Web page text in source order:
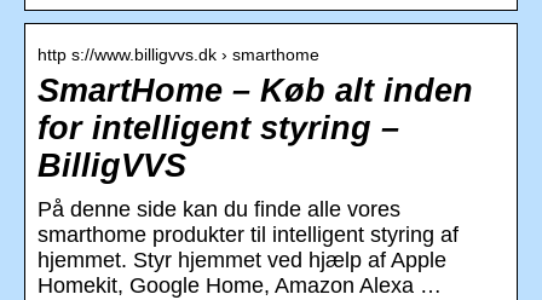
http s://www.billigvvs.dk › smarthome
SmartHome – Køb alt inden
for intelligent styring –
BilligVVS
På denne side kan du finde alle vores
smarthome produkter til intelligent styring af
hjemmet. Styr hjemmet ved hjælp af Apple
Homekit, Google Home, Amazon Alexa …